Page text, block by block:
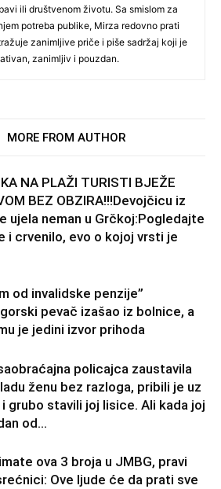
ili društvenom životu. Sa smislom za
potreba publike, Mirza redovno prati
zanimljive priče i piše sadržaj koji je
zanimljiv i pouzdan.
MORE FROM AUTHOR
NA PLAŽI TURISTI BJEŽE
BEZ OBZIRA!!!Devojčicu iz
ujela neman u Grčkoj:Pogledajte
i crvenilo, evo o kojoj vrsti je
od invalidske penzije”
pevač izašao iz bolnice, a
je jedini izvor prihoda
policajca zaustavila
ženu bez razloga, pribili je uz
grubo stavili joj lisice. Ali kada joj
od...
ova 3 broja u JMBG, pravi
Ove ljude će da prati sve